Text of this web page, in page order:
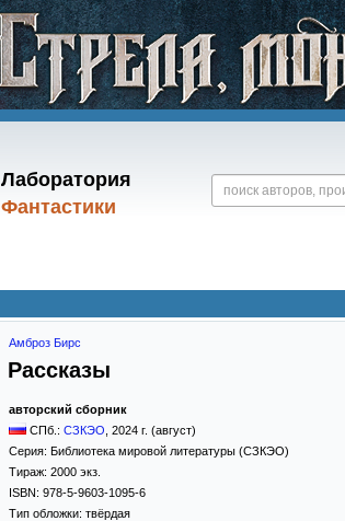
Лаборатория
Фантастики
Амброз Бирс
Рассказы
авторский сборник
СПб.: СЗКЭО 2024 г. (август)
Серия: Библиотека мировой литературы (СЗКЭО)
Тираж: 2000 экз.
ISBN: 978-5-9603-1095-6
Тип обложки: твёрдая